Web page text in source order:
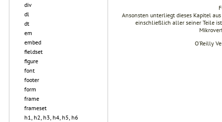
div
dl
dt
em
embed
fieldset
figure
font
footer
form
frame
frameset
h1, h2, h3, h4, h5, h6
Ansonsten unterliegt dieses Kapitel
einschließlich aller seiner Teile
O’Reilly